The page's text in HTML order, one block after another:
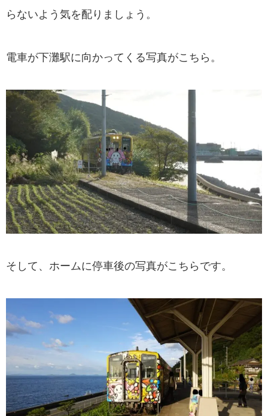
らないよう気を配りましょう。
電車が下灘駅に向かってくる写真がこちら。
そして、ホームに停車後の写真がこちらです。